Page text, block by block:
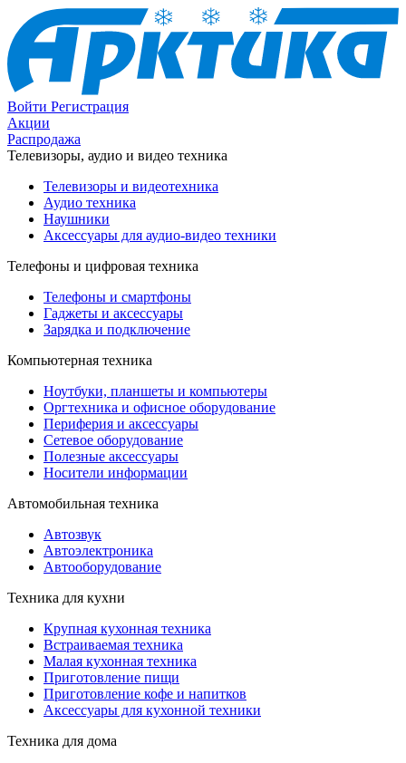
Войти Регистрация
Акции
Распродажа
Телевизоры, аудио и видео техника
Телевизоры и видеотехника
Аудио техника
Наушники
Аксессуары для аудио-видео техники
Телефоны и цифровая техника
Телефоны и смартфоны
Гаджеты и аксессуары
Зарядка и подключение
Компьютерная техника
Ноутбуки, планшеты и компьютеры
Оргтехника и офисное оборудование
Периферия и аксессуары
Cетевое оборудование
Полезные аксессуары
Носители информации
Автомобильная техника
Автозвук
Автоэлектроника
Автооборудование
Техника для кухни
Крупная кухонная техника
Встраиваемая техника
Малая кухонная техника
Приготовление пищи
Приготовление кофе и напитков
Аксессуары для кухонной техники
Техника для дома